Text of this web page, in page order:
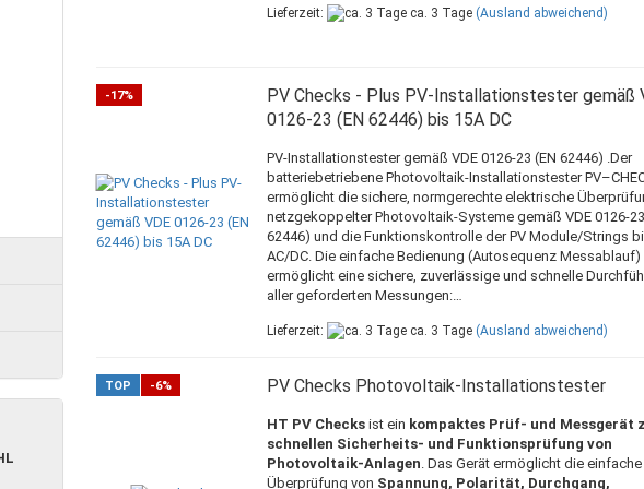
Lieferzeit: ca. 3 Tage (Ausland abweichend)
-17%
PV Checks - Plus PV-Installationstester gemäß
0126-23 (EN 62446) bis 15A DC
PV-Installationstester gemäß VDE 0126-23 (EN 62446) .Der
batteriebetriebene Photovoltaik-Installationstester
ermöglicht die sichere, normgerechte elektrische
netzgekoppelter Photovoltaik-Systeme gemäß VDE 0126-
62446) und die Funktionskontrolle der PV Module/Strings
AC/DC. Die einfache Bedienung (Autosequenz Messablauf)
ermöglicht eine sichere, zuverlässige und schnelle
aller geforderten Messungen:…
Lieferzeit: ca. 3 Tage (Ausland abweichend)
TOP -6% PV Checks Photovoltaik-Installationstester
HT PV Checksist ein kompaktes Prüf- und Messgerät
schnellen Sicherheits- und Funktionsprüfung von
Photovoltaik-Anlagen. Das Gerät ermöglicht die einfache
Überprüfung von Spannung, Polarität, Durchgang,